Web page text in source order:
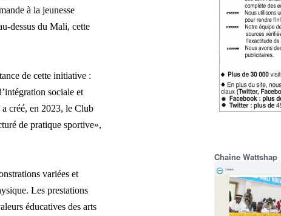
à la jeunesse
dessus du Mali, cette
de cette initiative :
sociale et
créé, en 2023, le Club
de pratique sportive»,
variées et
Les prestations
éducatives des arts
Chaîne Wattshap